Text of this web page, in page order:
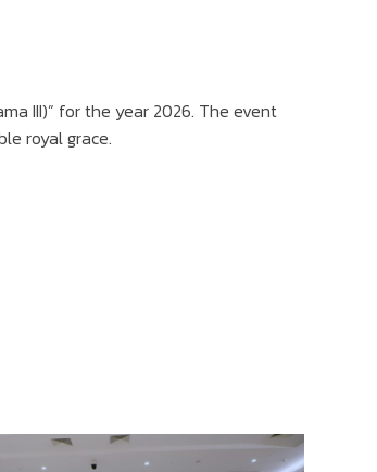
III)” for the year 2026. The event
royal grace.